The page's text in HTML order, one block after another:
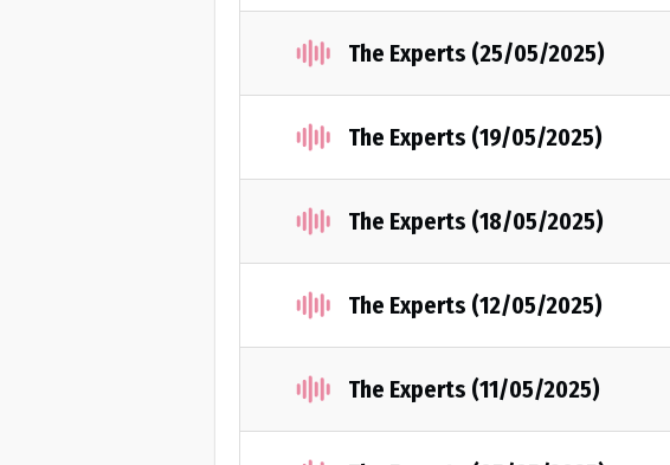
The Experts (25/05/2025)
The Experts (19/05/2025)
The Experts (18/05/2025)
The Experts (12/05/2025)
The Experts (11/05/2025)